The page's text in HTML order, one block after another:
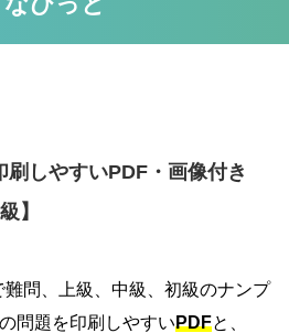
しやすいPDF・画像付き
】
難問、上級、中級、初級のナンプ
問題を印刷しやすいPDFと、